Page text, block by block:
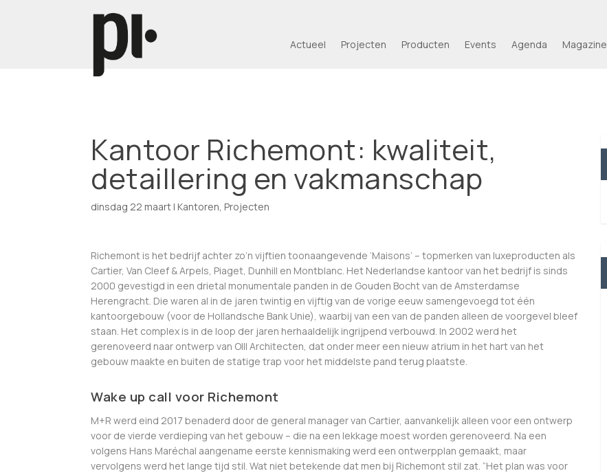
Actueel Projecten Producten Events Agenda Magazine
Kantoor Richemont: kwaliteit,
detaillering en vakmanschap
dinsdag 22 maart | Kantoren Projecten
Richemont is het bedrijf achter zo’n vijftien toonaangevende ‘Maisons’ – topmerken van luxeproducten als
Cartier, Van Cleef & Arpels, Piaget, Dunhill en Montblanc. Het Nederlandse kantoor van het bedrijf is sinds
2000 gevestigd in een drietal monumentale panden in de Gouden Bocht van de Amsterdamse
Herengracht. Die waren al in de jaren twintig en vijftig van de vorige eeuw samengevoegd tot één
kantoorgebouw (voor de Hollandsche Bank Unie), waarbij van een van de panden alleen de voorgevel bleef
staan. Het complex is in de loop der jaren herhaaldelijk ingrijpend verbouwd. In 2002 werd het
gerenoveerd naar ontwerp van OIII Architecten, dat onder meer een nieuw atrium in het hart van het
gebouw maakte en buiten de statige trap voor het middelste pand terug plaatste.
Wake up call voor Richemont
M+R werd eind 2017 benaderd door de general manager van Cartier, aanvankelijk alleen voor een ontwerp
voor de vierde verdieping van het gebouw – die na een lekkage moest worden gerenoveerd. Na een
volgens Hans Maréchal aangename eerste kennismaking werd een ontwerpplan gemaakt, maar
vervolgens werd het lange tijd stil. Wat niet betekende dat men bij Richemont stil zat. “Het plan was voor